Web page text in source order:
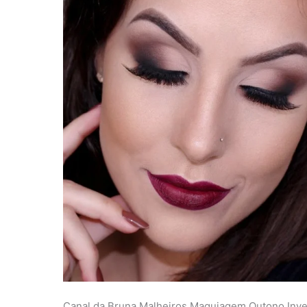
Maquiagem
perfeita
para
Inverno
2016